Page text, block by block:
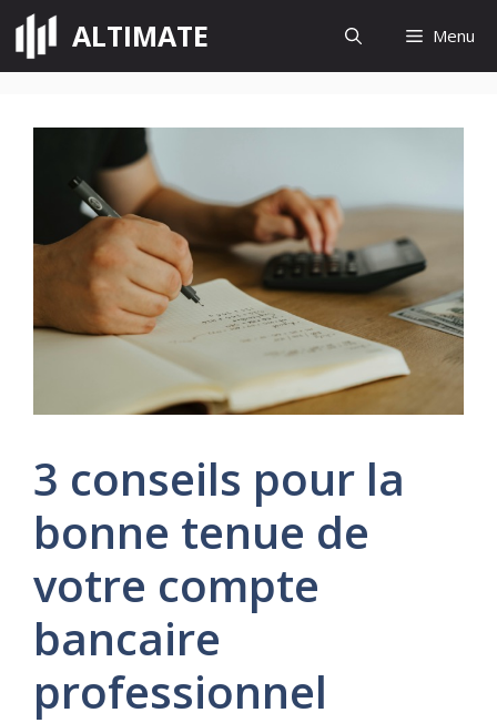
Aller
contenu
ALTIMATE Menu
3 conseils pour la
bonne tenue de
votre compte
bancaire
professionnel